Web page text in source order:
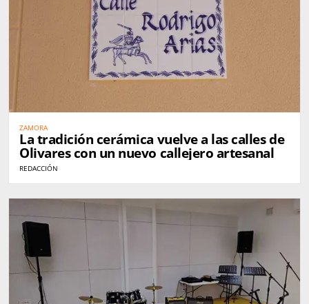
ZAMORA
La tradición cerámica vuelve a las calles de
Olivares con un nuevo callejero artesanal
REDACCIÓN